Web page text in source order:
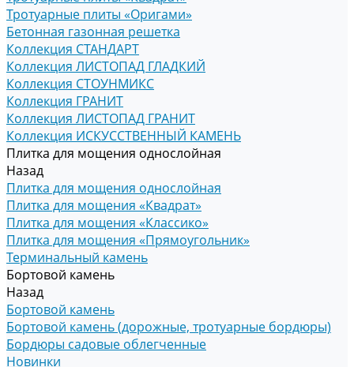
Тротуарные плиты «Оригами»
Бетонная газонная решетка
Коллекция СТАНДАРТ
Коллекция ЛИСТОПАД ГЛАДКИЙ
Коллекция СТОУНМИКС
Коллекция ГРАНИТ
Коллекция ЛИСТОПАД ГРАНИТ
Коллекция ИСКУССТВЕННЫЙ КАМЕНЬ
Плитка для мощения однослойная
Назад
Плитка для мощения однослойная
Плитка для мощения «Квадрат»
Плитка для мощения «Классико»
Плитка для мощения «Прямоугольник»
Терминальный камень
Бортовой камень
Назад
Бортовой камень
Бортовой камень (дорожные, тротуарные бордюры)
Бордюры садовые облегченные
Новинки